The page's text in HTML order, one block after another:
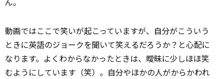
動画ではここで笑いが起こっていますが、自分がこういう
ときに英語のジョークを聞いて笑えるだろうか？と心配に
なります。よくわからなかったときは、曖昧に少しほほ笑
むようにしています（笑）。自分やほかの人がからかわれ